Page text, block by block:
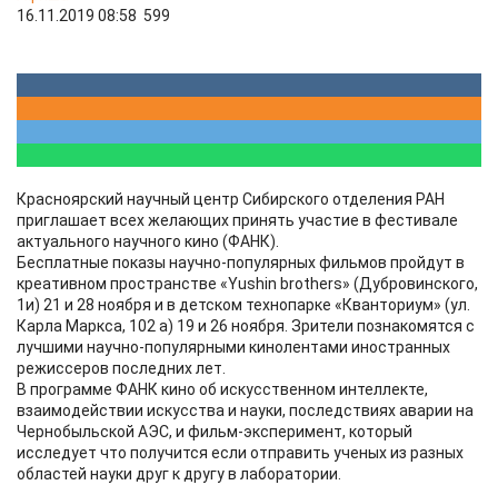
16.11.2019 08:58 599
Красноярский научный центр Сибирского отделения РАН
приглашает всех желающих принять участие в фестивале
актуального научного кино (ФАНК).
Бесплатные показы научно-популярных фильмов пройдут в
креативном пространстве «Yushin brothers» (Дубровинского,
1и) 21 и 28 ноября и в детском технопарке «Кванториум» (ул.
Карла Маркса, 102 а) 19 и 26 ноября. Зрители познакомятся с
лучшими научно-популярными кинолентами иностранных
режиссеров последних лет.
В программе ФАНК кино об искусственном интеллекте,
взаимодействии искусства и науки, последствиях аварии на
Чернобыльской АЭС, и фильм-эксперимент, который
исследует что получится если отправить ученых из разных
областей науки друг к другу в лаборатории.